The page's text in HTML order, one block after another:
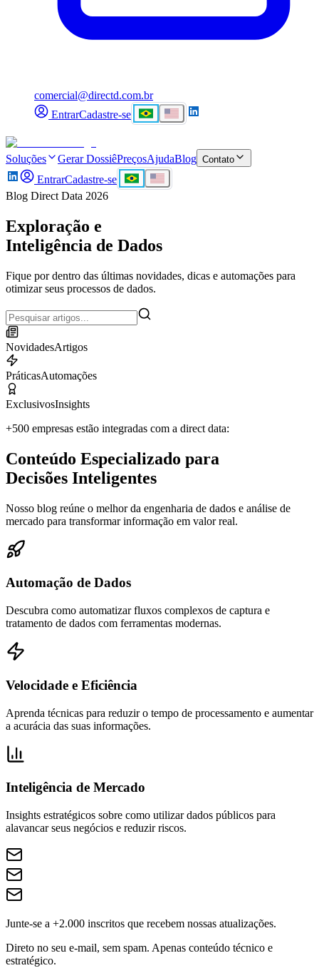
comercial@directd.com.br
EntrarCadastre-se
Soluções Gerar DossiêPreçosAjudaBlog Contato
EntrarCadastre-se
Blog Direct Data 2026
Exploração e
Inteligência de Dados
Fique por dentro das últimas novidades, dicas e automações para
otimizar seus processos de dados.
NovidadesArtigos
PráticasAutomações
ExclusivosInsights
+500 empresas estão integradas com a direct data:
Conteúdo Especializado para
Decisões Inteligentes
Nosso blog reúne o melhor da engenharia de dados e análise de
mercado para transformar informação em valor real.
Automação de Dados
Descubra como automatizar fluxos complexos de captura e
tratamento de dados com ferramentas modernas.
Velocidade e Eficiência
Aprenda técnicas para reduzir o tempo de processamento e aumentar
a acurácia das suas informações.
Inteligência de Mercado
Insights estratégicos sobre como utilizar dados públicos para
alavancar seus negócios e reduzir riscos.
Junte-se a +2.000 inscritos que recebem nossas atualizações.
Direto no seu e-mail, sem spam. Apenas conteúdo técnico e
estratégico.